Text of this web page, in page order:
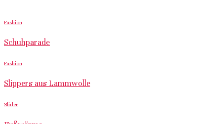
Fashion
Schuhparade
Fashion
Slippers aus Lammwolle
Slider